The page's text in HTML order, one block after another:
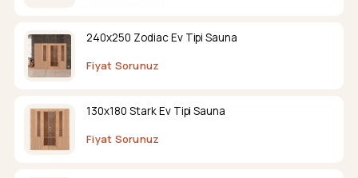
240x250 Zodiac Ev Tipi Sauna
Fiyat Sorunuz
130x180 Stark Ev Tipi Sauna
Fiyat Sorunuz